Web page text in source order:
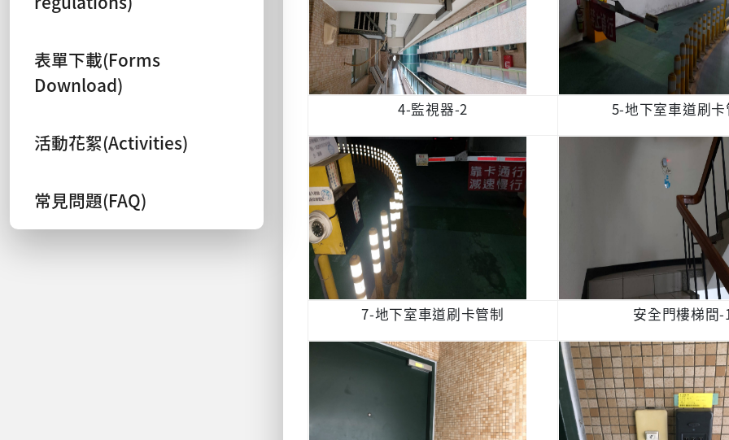
表單下載(Forms
Download)
活動花絮(Activities)
常見問題(FAQ)
4-監視器-2 5-地下室車道刷
7-地下室車道刷卡管制 安全門樓梯間-